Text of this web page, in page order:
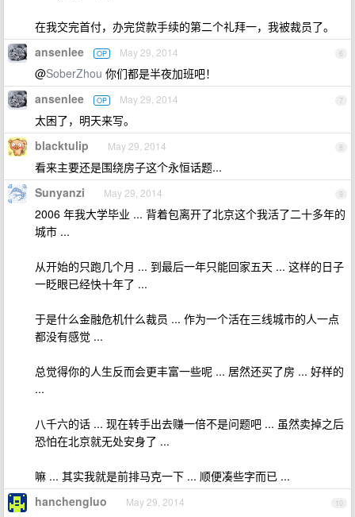
在我交完首付，办完贷款手续的第二个礼拜一，我被裁员了。
6
ansenlee OP May 29, 2014
@SoberZhou 你们都是半夜加班吧！
7
ansenlee OP May 29, 2014
太困了，明天来写。
8
blacktulip May 29, 2014
看来主要还是围绕房子这个永恒话题...
9
Sunyanzi May 29, 2014
2006 年我大学毕业 ... 背着包离开了北京这个我活了二十多年的
城市 ...
从开始的只跑几个月 ... 到最后一年只能回家五天 ... 这样的日子
一眨眼已经快十年了 ...
于是什么金融危机什么裁员 ... 作为一个活在三线城市的人一点
都没有感觉 ...
总觉得你的人生反而会更丰富一些呢 ... 居然还买了房 ... 好样的
...
八千六的话 ... 现在转手出去赚一倍不是问题吧 ... 虽然卖掉之后
恐怕在北京就无处安身了 ...
嘛 ... 其实我就是前排马克一下 ... 顺便凑些字而已 ...
10
hanchengluo May 29, 2014